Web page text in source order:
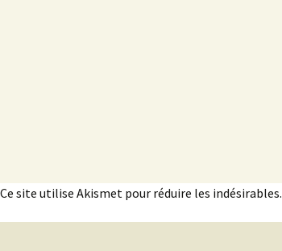
Ce site utilise Akismet pour réduire les indésirables.